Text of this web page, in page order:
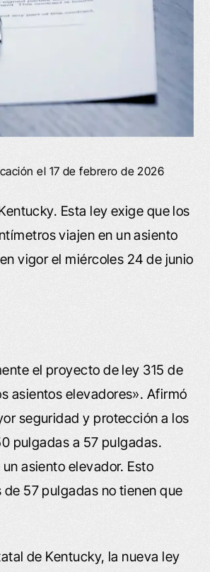
el 17 de febrero de 2026
Esta ley exige que los
viajen en un asiento
vigor el miércoles 24 de junio
el proyecto de ley 315 de
asientos elevadores». Afirmó
seguridad y protección a los
pulgadas a 57 pulgadas.
asiento elevador. Esto
57 pulgadas no tienen que
de Kentucky, la nueva ley